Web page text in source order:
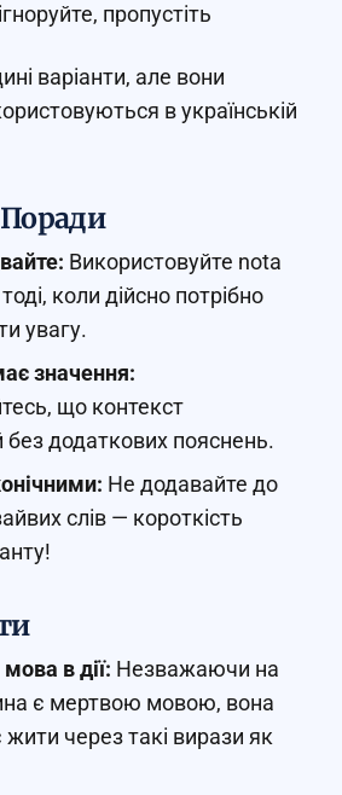
ігноруйте, пропустіть
варіанти, але вони
в українській
Використовуйте nota
коли дійсно потрібно
увагу.
значення:
що контекст
без додаткових пояснень.
Не додавайте до
слів — короткість
в дії: Незважаючи на
є мертвою мовою, вона
через такі вирази як